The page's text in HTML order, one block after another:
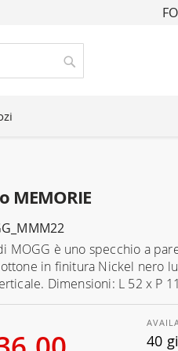
Search
MEMORIE
MOGG è uno specchio a
in finitura Nickel nero
Dimensioni: L 52 x P
40